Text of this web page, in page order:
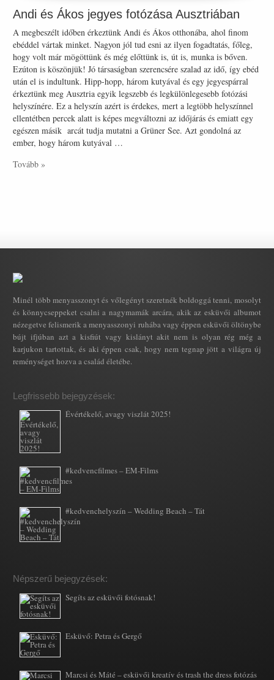
Andi és Ákos jegyes fotózása Ausztriában
A megbeszélt időben érkeztünk Andi és Ákos otthonába, ahol finom
ebéddel vártak minket. Nagyon jól tud esni az ilyen fogadtatás, főleg,
hogy volt már mögöttünk és még előttünk is, út is, munka is bőven.
Ezúton is köszönjük! Jó társaságban szerencsére szalad az idő, így ebéd
után el is indultunk. Hipp-hopp, három kutyával és egy jegyespárral
érkeztünk meg Ausztria egyik legszebb és legkülönlegesebb fotózási
helyszínére. Ez a helyszín azért is érdekes, mert a legtöbb helyszínnel
ellentétben percek alatt is képes megváltozni az időjárás és emiatt egy
egészen másik arcát tudja mutatni a Grüner See. Azt gondolná az
ember, hogy három kutyával …
Tovább »
Minél több menyasszonyt és vőlegényt szeretnék boldoggá tenni, mosolyt
és könnycseppeket csalni a nagymamák arcára, akik az esküvői albumot
nézegetve felismerik a menyasszonyi ruhába vagy éppen esküvői öltönybe
bújt ifjúban azt a kisfiút vagy kislányt akit nem is olyan rég még a
karjukon tartottak, és aki éppen csak, hogy nem tegnap jött a világra új
reménységet hozva a család életébe.
Legfrissebb bejegyzések:
Évértékelő, avagy viszlát 2025!
#kedvencfilmes – EM-Films
#kedvenchelyszín – Wedding Beach – Tát
Népszerű bejegyzések:
Segíts az esküvői fotósnak!
Esküvő: Petra és Gergő
Marcsi és Máté – esküvői kreatív és trash the dress fotózás